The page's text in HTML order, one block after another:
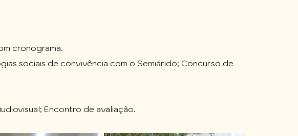
cronograma.
sociais de convivência com o Semiárido; Concurso de
Encontro de avaliação.